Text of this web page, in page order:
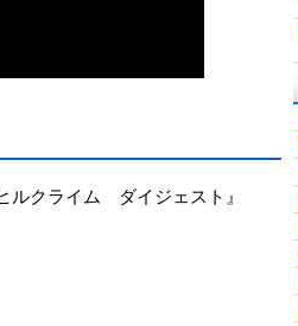
クライム ダイジェスト』